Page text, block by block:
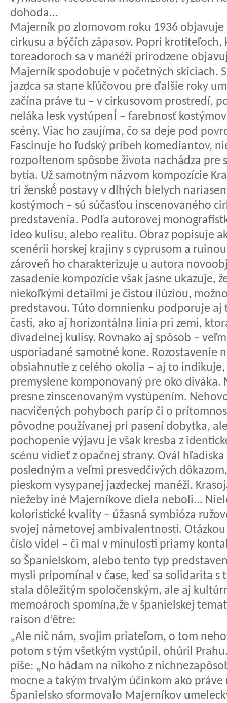
dohoda...
Majerník po zlomovom roku 1936
cirkusu a býčích zápasov. Popri
toreadoroch sa v manéži prirodzene
Majerník spodobuje v početných skiciach.
jazdca sa stane kľúčovou pre ďalšie roky
začína práve tu – v cirkusovom prostredí,
neláka lesk vystúpení́ – farebnosť
scény. Viac ho zaujíma, čo sa deje pod
Fascinuje ho ľudský príbeh komediantov,
rozpoltenom spôsobe života nachádza pre
bytia. Už samotným názvom kompozície
tri ženské́ postavy v dlhých bielych
kostýmoch – sú súčasťou inscenovaného
predstavenia. Podľa autorovej
ideo kulisu, alebo realitu. Obraz popisuje
scenérii horskej krajiny s cyprusom a
zároveň ho charakterizuje u autora
zasadenie kompozície však jasne ukazuje,
niekoľkými detailmi je čistou ilúziou,
predstavou. Túto domnienku podporuje aj
časti, ako aj horizontálna línia pri zemi,
divadelnej kulisy. Rovnako aj spôsob –
usporiadané samotné kone. Rozostavenie
obsiahnutie z celého okolia – aj to
premyslene komponovaný pre oko diváka.
presne zinscenovaným vystúpením.
nacvičených pohyboch paríp či o
pôvodne používanej pri pasení dobytka,
pochopenie výjavu je však kresba z
scénu vidieť z opačnej strany. Ovál
posledným a veľmi presvedčivých
pieskom vysypanej jazdeckej manéži.
niežeby iné Majerníkove diela neboli...
koloristické kvality – úžasná symbióza
svojej námetovej ambivalentnosti.
číslo videl – či mal v minulosti priamy
so Španielskom, alebo tento typ
mysli pripomínal v čase, keď sa solidarita
stala dôležitým spoločenským, ale aj
memoároch spomína,že v španielskej
raison d’être:
„Ale nič nám, svojim priateľom, o tom
potom s tým všetkým vystúpil, ohúril
píše: „No hádam na nikoho z
mocne a takým trvalým účinkom ako
Španielsko sformovalo Majerníkov